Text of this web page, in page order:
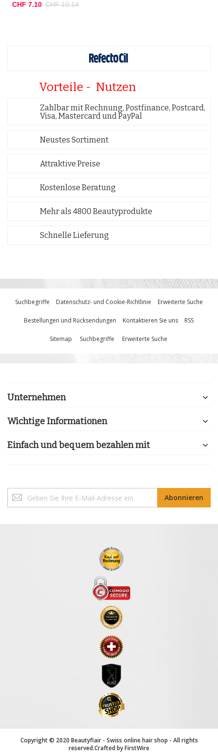
Vorteile - Nutzen
Zahlbar mit Rechnung, Postfinance, Postcard,
Visa, Mastercard und PayPal
Neustes Sortiment
Attraktive Preise
Kostenlose Beratung
Mehr als 4800 Beautyprodukte
Schnelle Lieferung
CHF 7.10 CHF 10.14
Suchbegriffe Datenschutz- und Cookie-Richtlinie Erweiterte Suche
Bestellungen und Rücksendungen Kontaktieren Sie uns RSS
Sitemap Suchbegriffe Erweiterte Suche
Unternehmen
Wichtige Informationen
Einfach und bequem bezahlen mit
Sie
sich
Abonnieren
Copyright © 2020 Beautyflair - Swiss online hair shop - All rights
reserved.Crafted byFirstWire